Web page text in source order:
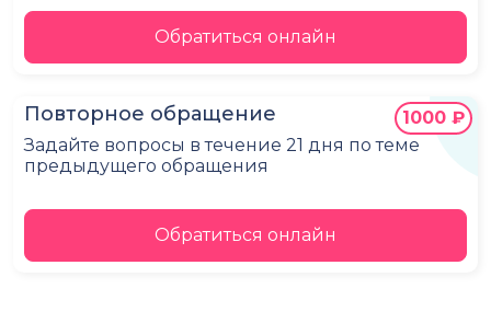
Обратиться онлайн
Повторное обращение
Задайте вопросы в течение 21 дня по теме
предыдущего обращения
1000 ₽
Обратиться онлайн